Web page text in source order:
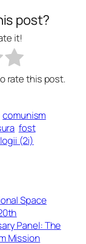
post?
it!
rate this post.
comunism
fost
(2i)
Space
Panel: The
Mission